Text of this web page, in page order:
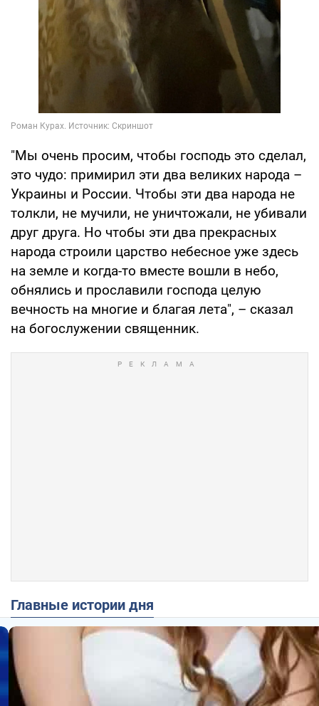
"Мы очень просим, чтобы господь это сделал,
это чудо: примирил эти два великих народа –
Украины и России. Чтобы эти два народа не
толкли, не мучили, не уничтожали, не убивали
друг друга. Но чтобы эти два прекрасных
народа строили царство небесное уже здесь
на земле и когда-то вместе вошли в небо,
обнялись и прославили господа целую
вечность на многие и благая лета", – сказал
на богослужении священник.
Главные истории дня